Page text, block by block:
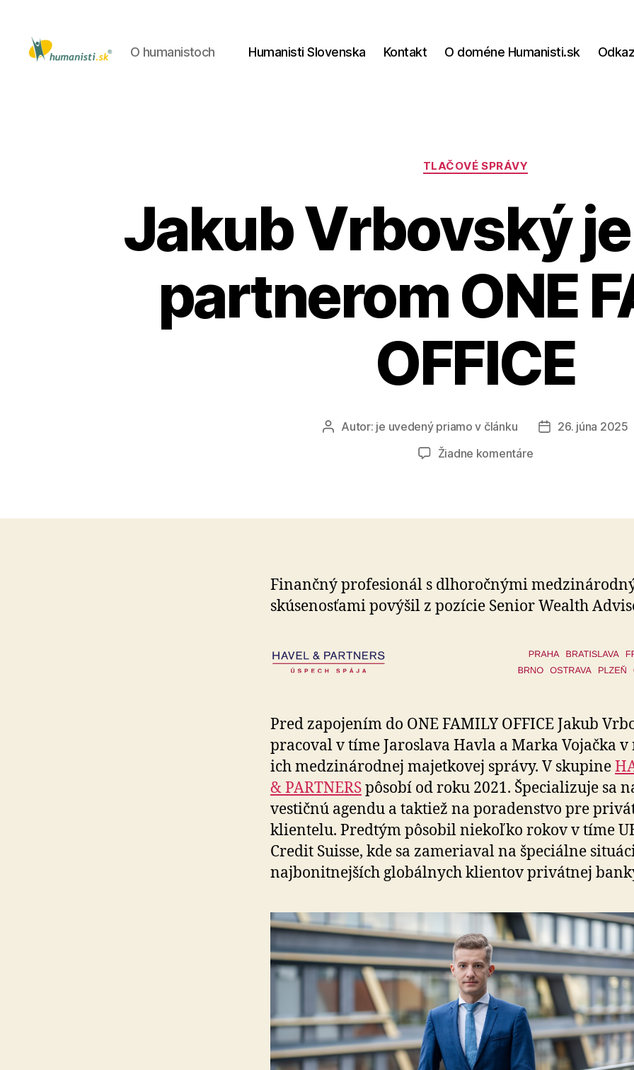
O humanistoch Humanisti Slovenska Kontakt O doméne Humanisti.sk
Kategórie
TLAČOVÉ SPRÁVY
Jakub Vrbovský
partnerom ONE
OFFICE
AutorAutor: je uvedený priamo v článku
Dátum
26. júna 2025
Žiadne komentárena
novým
OFFICE
Finančný profesionál s dlhoročnými
skúsenosťami povýšil z pozície Senior Wealth
Pred zapojením do ONE FAMILY OFFICE Jakub
pracoval v tíme Jaroslava Havla a Marka Vojačka
ich medzinárodnej majetkovej správy. V skupine
& PARTNERSpôsobí od roku 2021. Špecializuje sa
ves­tič­nú agendu a taktiež na poradenstvo pre
klientelu. Predtým pôsobil niekoľko rokov v tíme
Credit Suisse, kde sa zameriaval na špeciálne
najbonitnejších globálnych klientov privátnej